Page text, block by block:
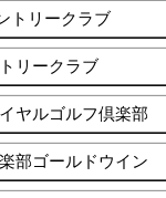
トリークラブ
リークラブ
ヤルゴルフ倶楽部
部ゴールドウイン